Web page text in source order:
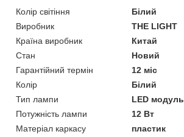
Колір світіння
Білий
Виробник
THE LIGHT
Країна виробник
Китай
Стан
Новий
Гарантійний термін
12 міс
Колір
Білий
Тип лампи
LED модуль
Потужність лампи
12 Вт
Матеріал каркасу
пластик